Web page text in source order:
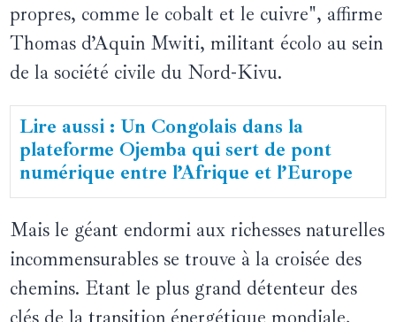
propres, comme le cobalt et le cuivre", affirme
Thomas d’Aquin Mwiti, militant écolo au sein
de la société civile du Nord-Kivu.
Lire aussi : Un Congolais dans la
plateforme Ojemba qui sert de pont
numérique entre l’Afrique et l’Europe
Mais le géant endormi aux richesses naturelles
incommensurables se trouve à la croisée des
chemins. Etant le plus grand détenteur des